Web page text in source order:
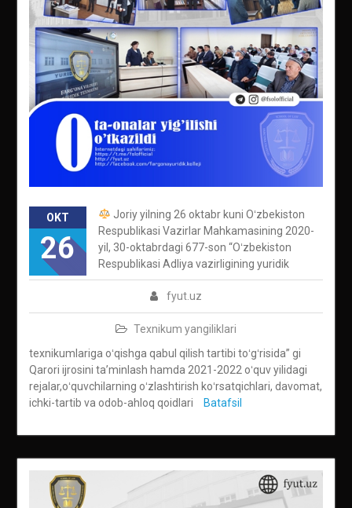
OKT
26
fyut.uz
Texnikum yangiliklari
Joriy yilning 26 oktabr kuni Oʻzbekiston
Respublikasi Vazirlar Mahkamasining 2020-
yil, 30-oktabrdagi 677-son “Oʻzbekiston
Respublikasi Adliya vazirligining yuridik
texnikumlariga oʻqishga qabul qilish tartibi toʻgʻrisida” gi
Qarori ijrosini taʼminlash hamda 2021-2022 oʻquv yilidagi
rejalar,oʻquvchilarning oʻzlashtirish koʻrsatqichlari, davomat,
ichki-tartib va odob-ahloq qoidlari
Batafsil